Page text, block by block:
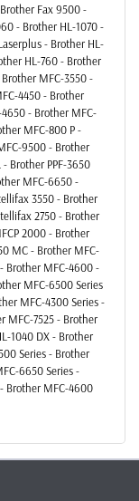
Fax 9500 -
- Brother HL-1070 -
- Brother HL-
HL-760 - Brother
MFC-3550 -
4450 - Brother
- Brother MFC-
MFC-800 P -
9500 - Brother
Brother PPF-3650
MFC-6650 -
3550 - Brother
2750 - Brother
2000 - Brother
MC - Brother MFC-
Brother MFC-4600 -
MFC-6500 Series
MFC-4300 Series -
MFC-7525 - Brother
1040 DX - Brother
Series - Brother
6650 Series -
Brother MFC-4600